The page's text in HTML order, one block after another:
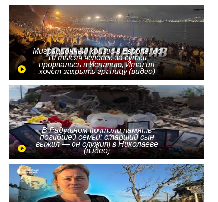
Миграционный кризис в Европе: до
10 тысяч человек за сутки
прорвались в Испанию, Италия
хочет закрыть границу (видео)
В Радушном почтили память
погибшей семьи: старший сын
выжил — он служит в Николаеве
(видео)